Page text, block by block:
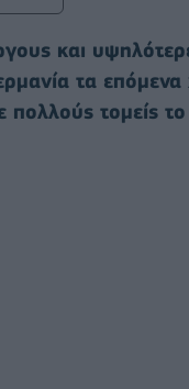
και
τα
τομείς